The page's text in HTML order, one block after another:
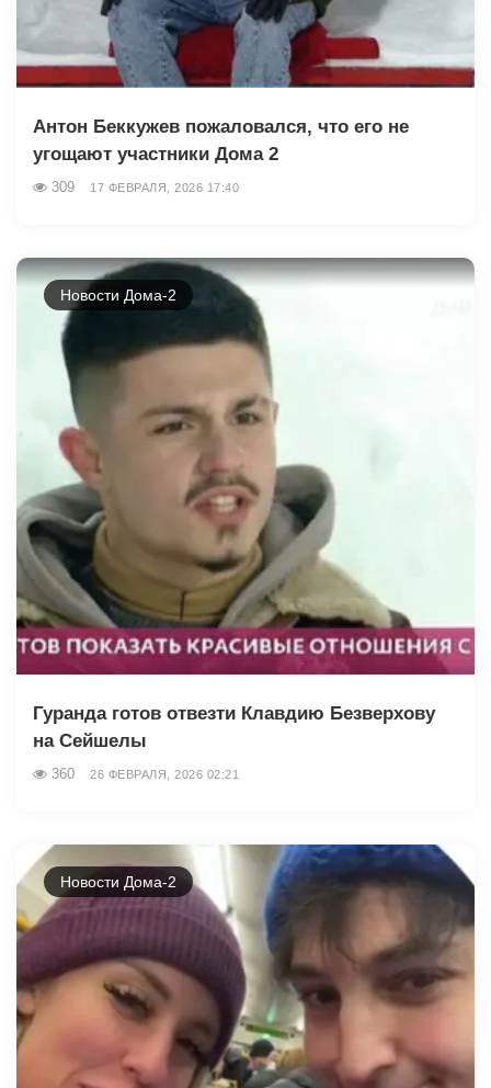
Антон Беккужев пожаловался, что его не
угощают участники Дома 2
309 17 ФЕВРАЛЯ, 2026 17:40
Новости Дома-2
Гуранда готов отвезти Клавдию Безверхову
на Сейшелы
360 26 ФЕВРАЛЯ, 2026 02:21
Новости Дома-2